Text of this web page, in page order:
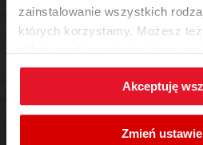
zainstalowanie wszystkich
których korzystamy. Możesz
plików cookies zainstalujemy na
klikającZmień ustawienia.
W każdej chwili możesz
ustawienia plików cookies
Akceptuję
Zmień
Ostrzeżenia i informacje
bezpieczeństwa
Instrukcja obsługi
Rysunki techniczne